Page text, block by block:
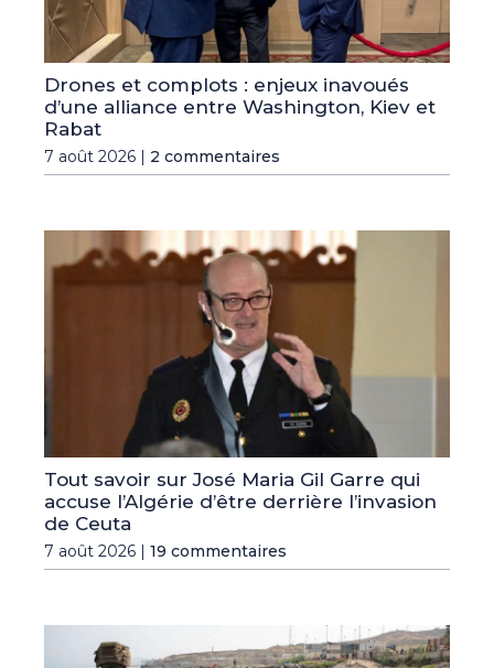
Drones et complots : enjeux inavoués
d’une alliance entre Washington, Kiev et
Rabat
7 août 2026 | 2 commentaires
Tout savoir sur José Maria Gil Garre qui
accuse l’Algérie d’être derrière l’invasion
de Ceuta
7 août 2026 | 19 commentaires